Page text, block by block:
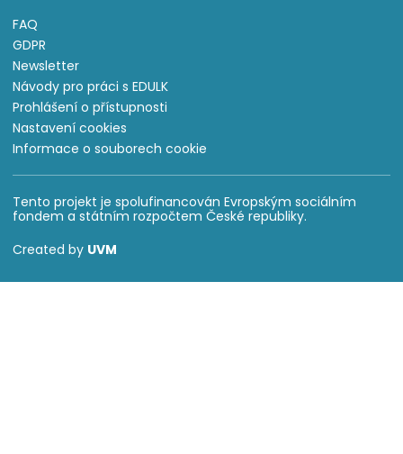
FAQ
GDPR
Newsletter
Návody pro práci s EDULK
Prohlášení o přístupnosti
Nastavení cookies
Informace o souborech cookie
Tento projekt je spolufinancován Evropským sociálním
fondem a státním rozpočtem České republiky.
Created by UVM